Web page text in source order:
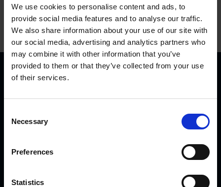
We use cookies to personalise content and ads, to
provide social media features and to analyse our traffic.
We also share information about your use of our site with
our social media, advertising and analytics partners who
may combine it with other information that you’ve
provided to them or that they’ve collected from your use
of their services.
Necessary
Preferences
Statistics
sich der Konstruktion und Herstellung von
Klauenpflegeständen, Fangpferchen und Motortrolleys
Gebrauch, von Nord-Norwegen und Island bis nach Saudi